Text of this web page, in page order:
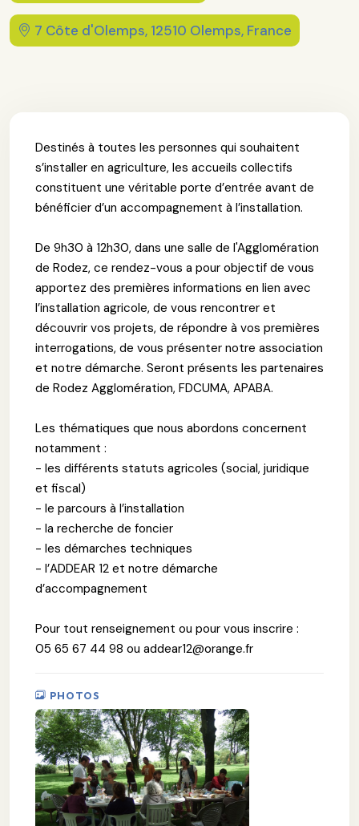
7 Côte d'Olemps, 12510 Olemps, France
Destinés à toutes les personnes qui souhaitent
s’installer en agriculture, les accueils collectifs
constituent une véritable porte d’entrée avant de
bénéficier d’un accompagnement à l’installation.
De 9h30 à 12h30, dans une salle de l'Agglomération
de Rodez, ce rendez-vous a pour objectif de vous
apportez des premières informations en lien avec
l’installation agricole, de vous rencontrer et
découvrir vos projets, de répondre à vos premières
interrogations, de vous présenter notre association
et notre démarche. Seront présents les partenaires
de Rodez Agglomération, FDCUMA, APABA.
Les thématiques que nous abordons concernent
notamment :
- les différents statuts agricoles (social, juridique
et fiscal)
- le parcours à l’installation
- la recherche de foncier
- les démarches techniques
- l’ADDEAR 12 et notre démarche
d’accompagnement
Pour tout renseignement ou pour vous inscrire :
05 65 67 44 98 ou addear12@orange.fr
PHOTOS